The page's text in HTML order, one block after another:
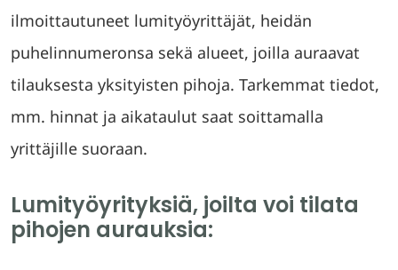
ilmoittautuneet lumityöyrittäjät, heidän
puhelinnumeronsa sekä alueet, joilla auraavat
tilauksesta yksityisten pihoja. Tarkemmat tiedot,
mm. hinnat ja aikataulut saat soittamalla
yrittäjille suoraan.
Lumityöyrityksiä, joilta voi tilata
pihojen aurauksia: